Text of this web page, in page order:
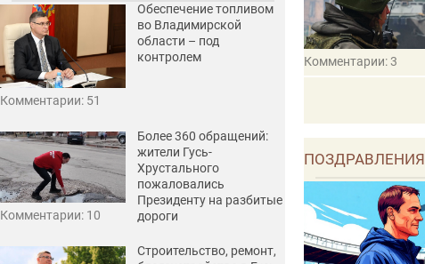
Комментарии: 3
ПОЗДРАВЛЕНИЯ
Обеспечение топливом
во Владимирской
области – под
контролем
Комментарии: 51
Более 360 обращений:
жители Гусь-
Хрустального
пожаловались
Президенту на разбитые
дороги
Комментарии: 10
Строительство, ремонт,